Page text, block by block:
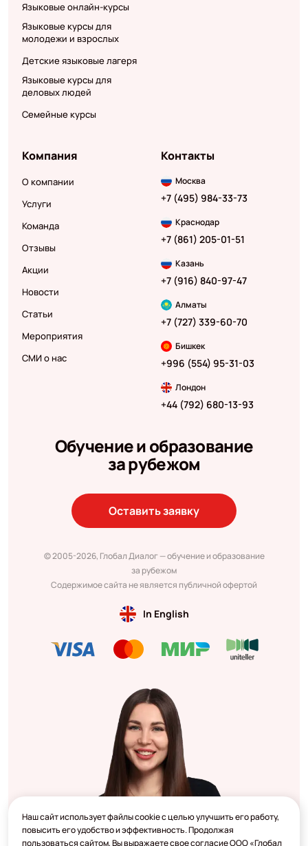
Языковые онлайн-курсы
Языковые курсы для
молодежи и взрослых
Детские языковые лагеря
Языковые курсы для
деловых людей
Семейные курсы
Компания
О компании
Услуги
Команда
Отзывы
Акции
Новости
Статьи
Мероприятия
СМИ о нас
Контакты
Москва
+7 (495) 984-33-73
Краснодар
+7 (861) 205-01-51
Казань
+7 (916) 840-97-47
Алматы
+7 (727) 339-60-70
Бишкек
+996 (554) 95-31-03
Лондон
+44 (792) 680-13-93
Обучение и образование
за рубежом
Оставить заявку
© 2005-2026, Глобал Диалог — обучение и образование
за рубежом
Содержимое сайта не является публичной офертой
In English
Наш сайт использует файлы cookie с целью улучшить его работу,
повысить его удобство и эффективность. Продолжая
пользоваться сайтом, Вы выражаете свое согласие ООО «Глобал